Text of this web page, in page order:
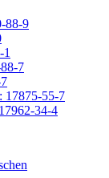
88-9
7
17875-55-7
34-4